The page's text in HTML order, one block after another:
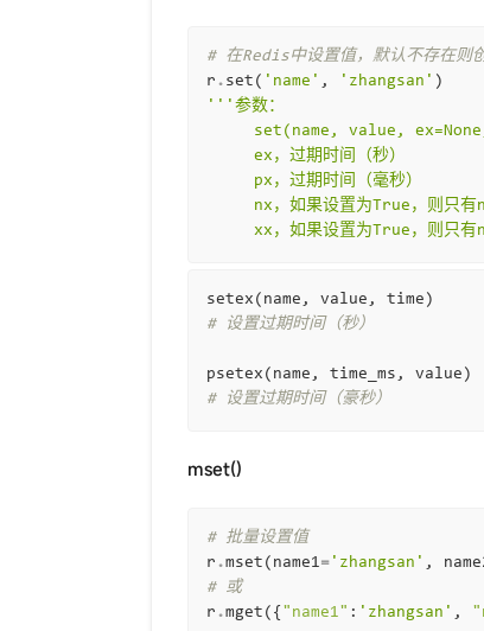
# 在Redis中设置值，默认不存在则
r . set ( 'name' , 'zhangsan' )
'''参数：
set(name, value,
     ex，过期时间（秒）
     px，过期时间（毫秒）
nx，如果设置为True，则
xx，如果设置为True，则
setex ( name , value , time )
# 设置过期时间（秒）
psetex ( name , time_ms , value )
# 设置过期时间（豪秒）
mset()
# 批量设置值
r .mset ( name1= 'zhangsan' ,
# 或
r .mget ({ "name1" : 'zhangsan' ,